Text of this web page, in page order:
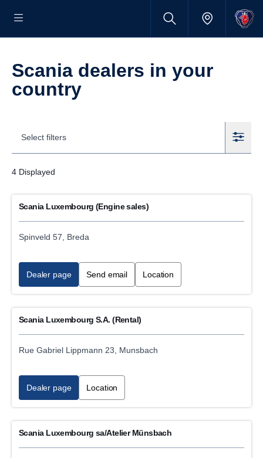
Scania dealers in your
country
Select filters
4 Displayed
Locations
Internal
Category
Analogue tachograph inspection and repairs
24h Emergency breakdown service
Scania Luxembourg (Engine sales)
spinveld 57, Breda
Dealer page Send email Location
Scania Luxembourg S.A. (Rental)
Rue Gabriel Lippmann 23, Munsbach
Dealer page Location
Scania Luxembourg sa/Atelier Münsbach